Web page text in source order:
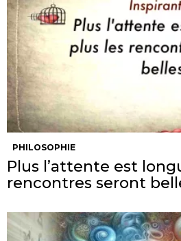
PHILOSOPHIE
Plus l’attente est
rencontres seront